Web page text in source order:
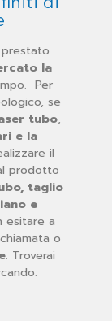
la
Per
se
tubo,
e la
il
prodotto
taglio
e
esitare a
o
. Troverai